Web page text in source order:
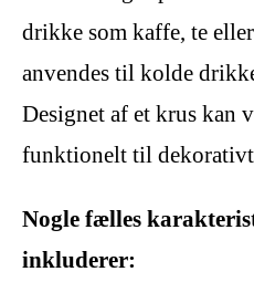
drikke som kaffe, te
anvendes til kolde
Designet af et krus kan
funktionelt til
Nogle fælles
inkluderer: